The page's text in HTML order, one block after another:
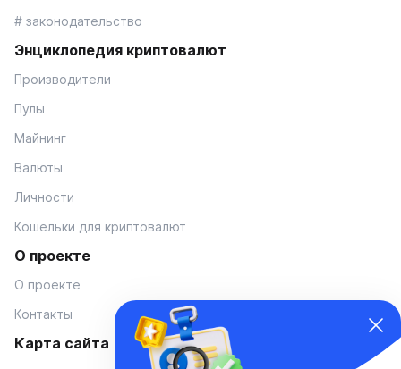
# законодательство
Энциклопедия криптовалют
Производители
Пулы
Майнинг
Валюты
Личности
Кошельки для криптовалют
О проекте
О проекте
Контакты
Карта сайта